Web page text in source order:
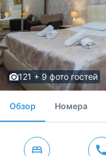
121 + 9 фото гостей
Обзор Номера